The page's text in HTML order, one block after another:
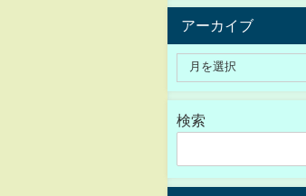
アーカイブ
検索